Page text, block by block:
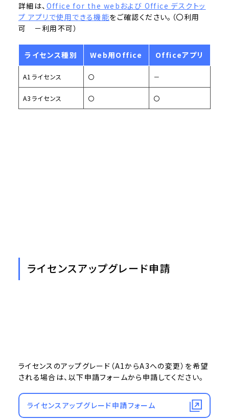
詳細は、 Office for the webおよび Office デスクトッ
プ アプリで使用できる機能をご確認ください。（〇利用
可 －利用不可）
ライセンス種別 Web用Office Officeアプリ
A1ライセンス 〇 －
A3ライセンス 〇 〇
ライセンスアップグレード申請
ライセンスのアップグレード（A1からA3への変更）を希望
される場合は、以下申請フォームから申請してください。
ライセンスアップグレード申請フォーム